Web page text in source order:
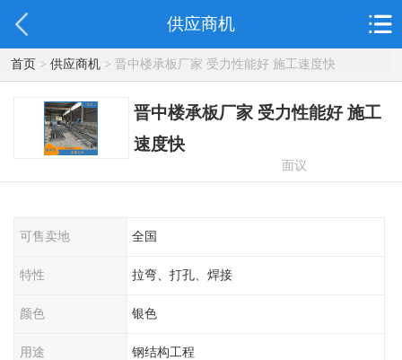
供应商机
首页> 供应商机> 晋中楼承板厂家 受力性能好 施工速度快
晋中楼承板厂家 受力性能好 施工
速度快
面议
可售卖地 全国
特性 拉弯、打孔、焊接
颜色 银色
用途 钢结构工程